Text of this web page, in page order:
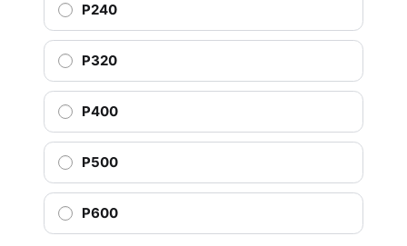
P240
P320
P400
P500
P600